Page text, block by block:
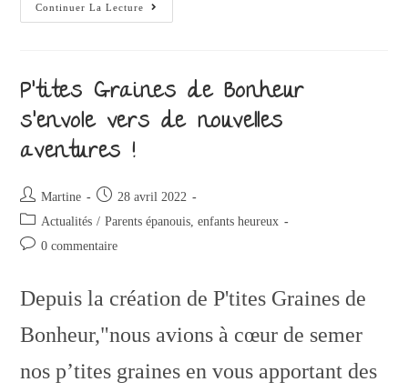
Continuer La Lecture
P’tites Graines de Bonheur
s’envole vers de nouvelles
aventures !
Martine
28 avril 2022
Actualités / Parents épanouis, enfants heureux
0 commentaire
Depuis la création de P'tites Graines de
Bonheur,"nous avions à cœur de semer
nos p’tites graines en vous apportant des